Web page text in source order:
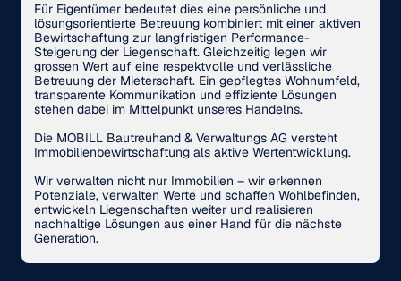
Für Eigentümer bedeutet dies eine persönliche und
lösungsorientierte Betreuung kombiniert mit einer aktiven
Bewirtschaftung zur langfristigen Performance-
Steigerung der Liegenschaft. Gleichzeitig legen wir
grossen Wert auf eine respektvolle und verlässliche
Betreuung der Mieterschaft. Ein gepflegtes Wohnumfeld,
transparente Kommunikation und effiziente Lösungen
stehen dabei im Mittelpunkt unseres Handelns.
Die MOBILL Bautreuhand & Verwaltungs AG versteht
Immobilienbewirtschaftung als aktive Wertentwicklung.
Wir verwalten nicht nur Immobilien – wir erkennen
Potenziale, verwalten Werte und schaffen Wohlbefinden,
entwickeln Liegenschaften weiter und realisieren
nachhaltige Lösungen aus einer Hand für die nächste
Generation.